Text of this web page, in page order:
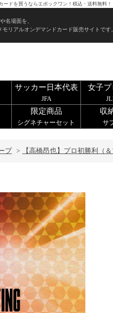
ドを買うならエポックワン！税込・送料無料！
名場面を、
リアルオンデマンドカード販売サイトです。
サッカー日本代表
JFA
女子プ
限定商品
シグネチャーセット
収
サ
プ > 【高橋昂也】プロ初勝利（